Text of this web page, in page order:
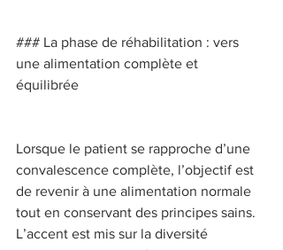
### La phase de réhabilitation : vers
une alimentation complète et
équilibrée
Lorsque le patient se rapproche d’une
convalescence complète, l’objectif est
de revenir à une alimentation normale
tout en conservant des principes sains.
L’accent est mis sur la diversité